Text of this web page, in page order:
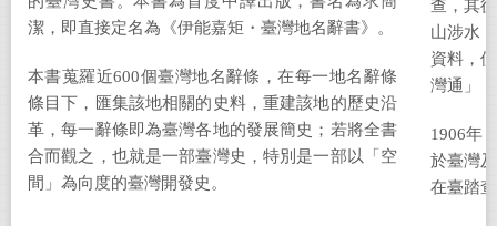
潔，即直接定名為《伊能嘉矩・臺灣地名辭書》。
本書蒐羅近600個臺灣地名辭條，在每一地名辭條
條目下，匯集該地相關的史料，重建該地的歷史沿
革，每一辭條即為臺灣各地的發展簡史；若將全書
合而觀之，也就是一部臺灣史，特別是一部以「空
間」為向度的臺灣開發史。
查，其
山涉水
資料，
灣通」
1906年
於臺灣
在臺踏